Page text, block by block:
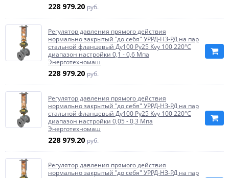
228 979.20 руб.
Регулятор давления прямого действия
нормально закрытый "до себя" УРРД-НЗ-РД на пар
стальной фланцевый Ду100 Ру25 Kvy 100 220°C
диапазон настройки 0,1 - 0,6 Мпа
Энерготехномаш
228 979.20 руб.
Регулятор давления прямого действия
нормально закрытый "до себя" УРРД-НЗ-РД на пар
стальной фланцевый Ду100 Ру25 Kvy 100 220°C
диапазон настройки 0,05 - 0,3 Мпа
Энерготехномаш
228 979.20 руб.
Регулятор давления прямого действия
нормально закрытый "до себя" УРРД-НЗ-РД на пар